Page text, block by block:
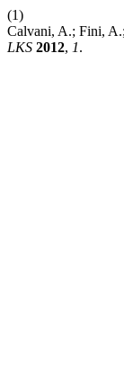
(1)
Calvani, A.; Fini,
LKS 2012, 1.